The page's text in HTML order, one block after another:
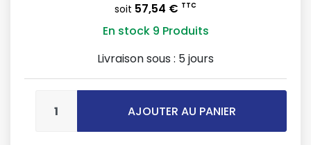
soit 57,54 € TTC
En stock 9 Produits
Livraison sous : 5 jours
AJOUTER AU PANIER